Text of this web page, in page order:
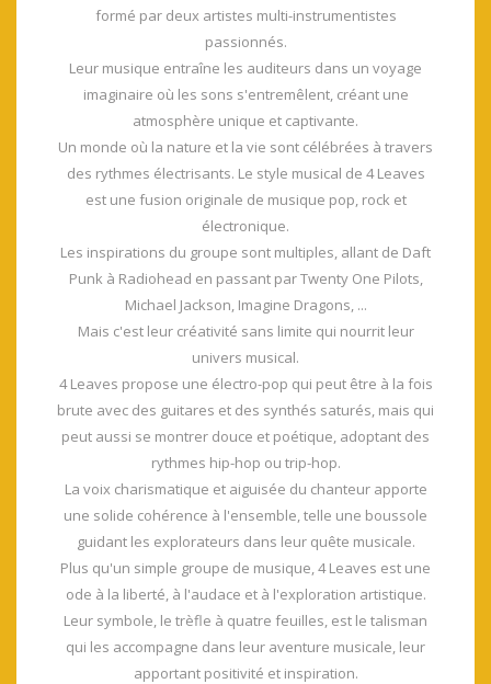
formé par deux artistes multi-instrumentistes
passionnés.
Leur musique entraîne les auditeurs dans un voyage
imaginaire où les sons s'entremêlent, créant une
atmosphère unique et captivante.
Un monde où la nature et la vie sont célébrées à travers
des rythmes électrisants. Le style musical de 4 Leaves
est une fusion originale de musique pop, rock et
électronique.
Les inspirations du groupe sont multiples, allant de Daft
Punk à Radiohead en passant par Twenty One Pilots,
Michael Jackson, Imagine Dragons, ...
Mais c'est leur créativité sans limite qui nourrit leur
univers musical.
4 Leaves propose une électro-pop qui peut être à la fois
brute avec des guitares et des synthés saturés, mais qui
peut aussi se montrer douce et poétique, adoptant des
rythmes hip-hop ou trip-hop.
La voix charismatique et aiguisée du chanteur apporte
une solide cohérence à l'ensemble, telle une boussole
guidant les explorateurs dans leur quête musicale.
Plus qu'un simple groupe de musique, 4 Leaves est une
ode à la liberté, à l'audace et à l'exploration artistique.
Leur symbole, le trèfle à quatre feuilles, est le talisman
qui les accompagne dans leur aventure musicale, leur
apportant positivité et inspiration.